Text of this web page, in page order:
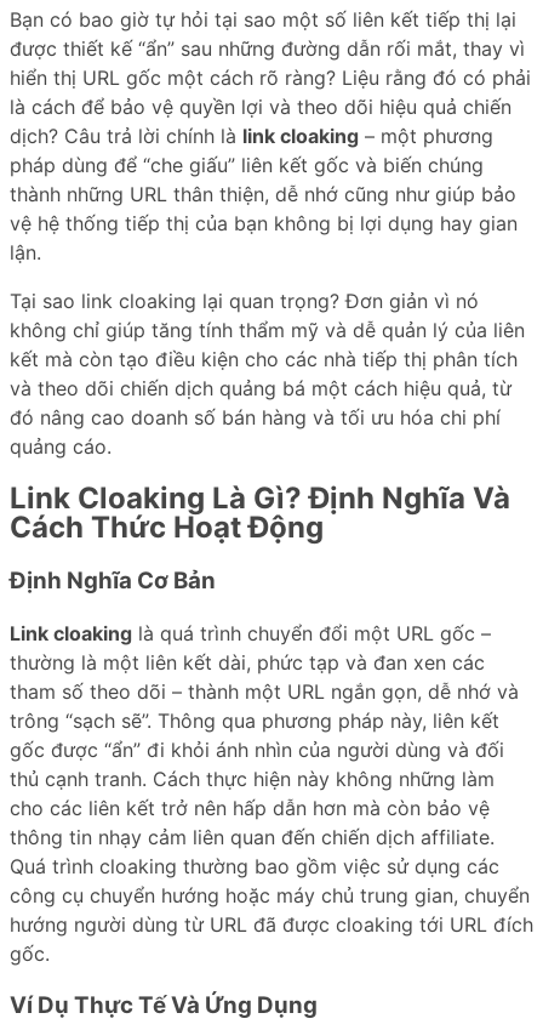
Bạn có bao giờ tự hỏi tại sao một số liên kết tiếp thị lại
được thiết kế “ẩn” sau những đường dẫn rối mắt, thay vì
hiển thị URL gốc một cách rõ ràng? Liệu rằng đó có phải
là cách để bảo vệ quyền lợi và theo dõi hiệu quả chiến
dịch? Câu trả lời chính là link cloaking – một phương
pháp dùng để “che giấu” liên kết gốc và biến chúng
thành những URL thân thiện, dễ nhớ cũng như giúp bảo
vệ hệ thống tiếp thị của bạn không bị lợi dụng hay gian
lận.
Tại sao link cloaking lại quan trọng? Đơn giản vì nó
không chỉ giúp tăng tính thẩm mỹ và dễ quản lý của liên
kết mà còn tạo điều kiện cho các nhà tiếp thị phân tích
và theo dõi chiến dịch quảng bá một cách hiệu quả, từ
đó nâng cao doanh số bán hàng và tối ưu hóa chi phí
quảng cáo.
Link Cloaking Là Gì? Định Nghĩa Và
Cách Thức Hoạt Động
Định Nghĩa Cơ Bản
Link cloaking là quá trình chuyển đổi một URL gốc –
thường là một liên kết dài, phức tạp và đan xen các
tham số theo dõi – thành một URL ngắn gọn, dễ nhớ và
trông “sạch sẽ”. Thông qua phương pháp này, liên kết
gốc được “ẩn” đi khỏi ánh nhìn của người dùng và đối
thủ cạnh tranh. Cách thực hiện này không những làm
cho các liên kết trở nên hấp dẫn hơn mà còn bảo vệ
thông tin nhạy cảm liên quan đến chiến dịch affiliate.
Quá trình cloaking thường bao gồm việc sử dụng các
công cụ chuyển hướng hoặc máy chủ trung gian, chuyển
hướng người dùng từ URL đã được cloaking tới URL đích
gốc.
Ví Dụ Thực Tế Và Ứng Dụng